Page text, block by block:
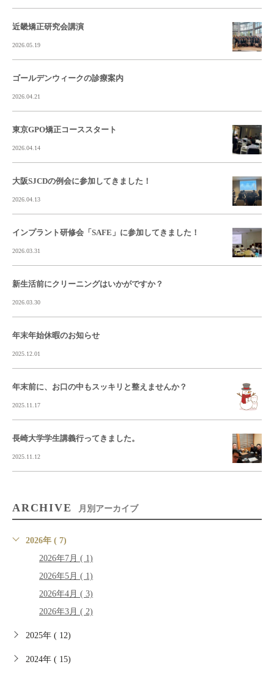
近畿矯正研究会講演
2026.05.19
ゴールデンウィークの診療案内
2026.04.21
東京GPO矯正コーススタート
2026.04.14
大阪SJCDの例会に参加してきました！
2026.04.13
インプラント研修会「SAFE」に参加してきました！
2026.03.31
新生活前にクリーニングはいかがですか？
2026.03.30
年末年始休暇のお知らせ
2025.12.01
年末前に、お口の中もスッキリと整えませんか？
2025.11.17
長崎大学学生講義行ってきました。
2025.11.12
ARCHIVE 月別アーカイブ
2026年 ( 7)
2026年7月 ( 1)
2026年5月 ( 1)
2026年4月 ( 3)
2026年3月 ( 2)
2025年 ( 12)
2024年 ( 15)